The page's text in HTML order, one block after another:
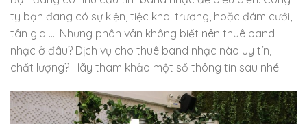
ty bạn đang có sự kiện, tiệc khai trương, hoặc đám cưới,
tân gia …. Nhưng phân vân không biết nên thuê band
nhạc ở đâu? Dịch vụ cho thuê band nhạc nào uy tín,
chất lượng? Hãy tham khảo một số thông tin sau nhé.